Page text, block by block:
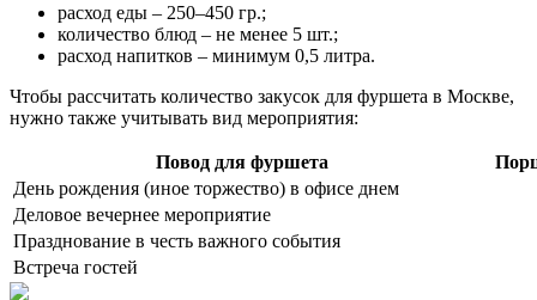
расход еды – 250–450 гр.;
количество блюд – не менее 5 шт.;
расход напитков – минимум 0,5 литра.
Чтобы рассчитать количество закусок для фуршета в Москве,
нужно также учитывать вид мероприятия:
Повод для фуршета
День рождения (иное торжество) в офисе днем
Деловое вечернее мероприятие
Празднование в честь важного события
Встреча гостей